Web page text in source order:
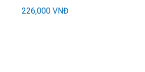
226,000 VNĐ